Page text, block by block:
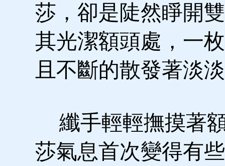
莎，卻是陡然睜開
其光潔額頭處，一
且不斷的散發著淡
纖手輕輕撫摸著
莎氣息首次變得有